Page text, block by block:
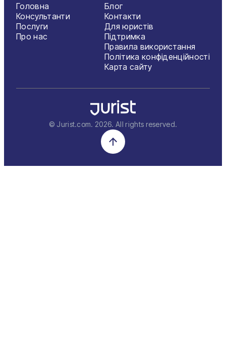
Головна
Консультанти
Послуги
Про нас
Блог
Контакти
Для юристів
Підтримка
Правила використання
Політика конфіденційності
Карта сайту
© Jurist.com. 2026. All rights reserved.